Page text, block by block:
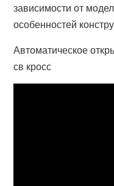
зависимости от
особенностей
Автоматическое
св кросс